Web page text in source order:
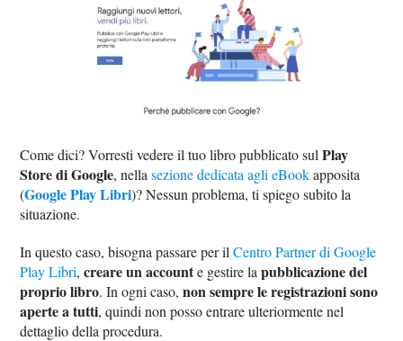
Come dici? Vorresti vedere il tuo libro pubblicato sulPlay
Store di Google, nellasezione dedicata agli eBookapposita
(Google Play Libri)? Nessun problema, ti spiego subito la
situazione.
In questo caso, bisogna passare per ilCentro Partner di Google
Play Libri,creare un accounte gestire lapubblicazione del
proprio libro. In ogni caso,non sempre le registrazioni sono
aperte a tutti, quindi non posso entrare ulteriormente nel
dettaglio della procedura.